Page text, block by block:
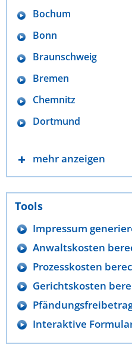
Bochum
Bonn
Braunschweig
Bremen
Chemnitz
Dortmund
mehr anzeigen
Tools
Impressum
Anwaltskosten
Prozesskosten
Gerichtskosten
Interaktive